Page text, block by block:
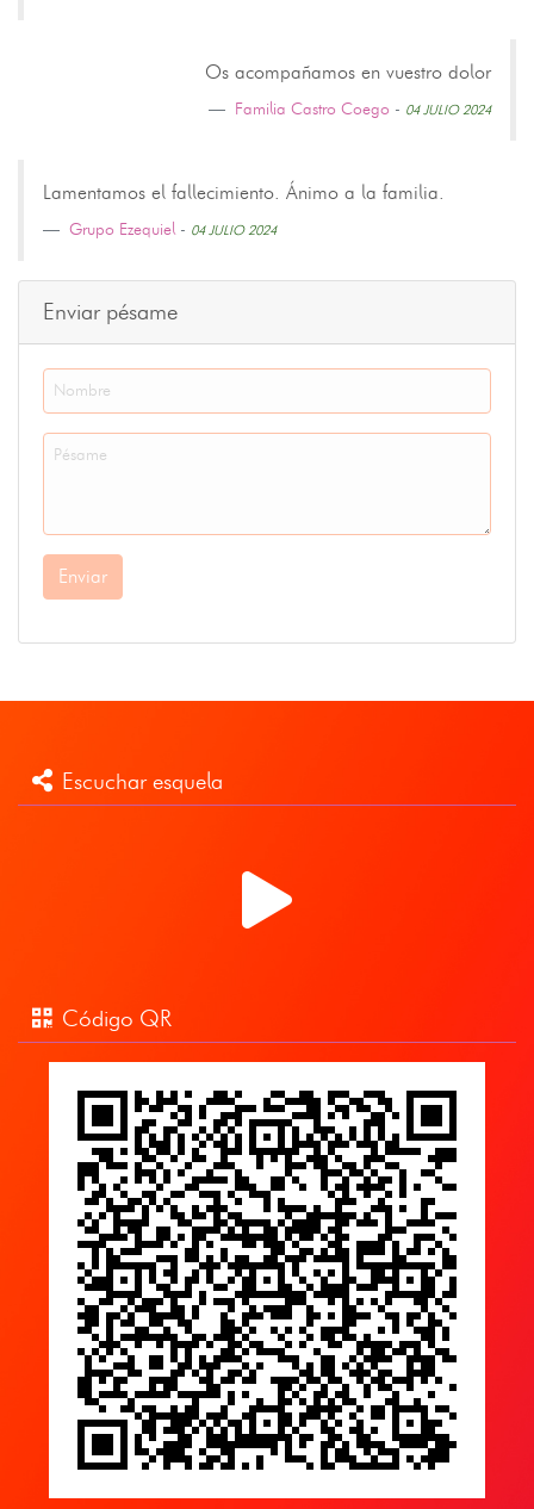
Os acompañamos en vuestro dolor
Familia Castro Coego - 04 JULIO 2024
Lamentamos el fallecimiento. Ánimo a la familia.
Grupo Ezequiel - 04 JULIO 2024
Enviar pésame
Enviar
Escuchar esquela
Código QR